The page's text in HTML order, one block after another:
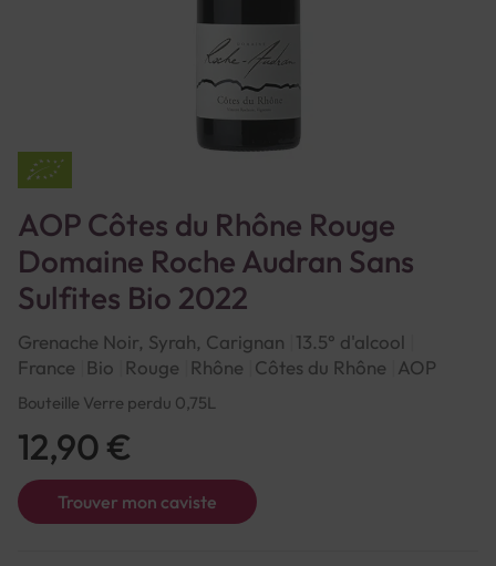
AOP Côtes du Rhône Rouge
Domaine Roche Audran Sans
Sulfites Bio 2022
Grenache Noir, Syrah, Carignan 13.5° d'alcool
France
Bio Rouge Rhône Côtes du Rhône AOP
Bouteille Verre perdu 0,75L
Trouver mon caviste
12,90 €